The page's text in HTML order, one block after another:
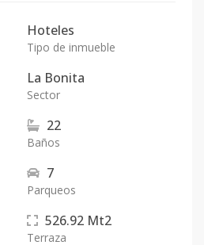
Hoteles
Tipo de inmueble
La Bonita
Sector
22
Baños
7
Parqueos
526.92 Mt2
Terraza